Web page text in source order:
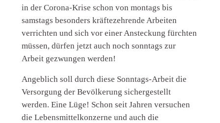
in der Corona-Krise schon von montags bis
samstags besonders kräftezehrende Arbeiten
verrichten und sich vor einer Ansteckung fürchten
müssen, dürfen jetzt auch noch sonntags zur
Arbeit gezwungen werden!
Angeblich soll durch diese Sonntags-Arbeit die
Versorgung der Bevölkerung sichergestellt
werden. Eine Lüge! Schon seit Jahren versuchen
die Lebensmittelkonzerne und auch die